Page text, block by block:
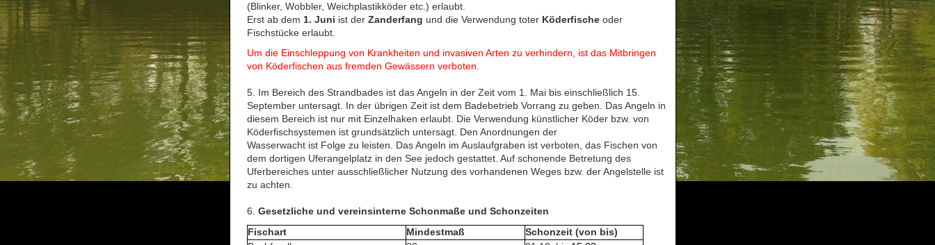
(Blinker, Wobbler, Weichplastikköder etc.) erlaubt.
Erst ab dem 1. Juni ist der Zanderfang und die Verwendung toter Köderfische oder
Fischstücke erlaubt.
Um die Einschleppung von Krankheiten und invasiven Arten zu verhindern, ist das Mitbringen
von Köderfischen aus fremden Gewässern verboten.
5. Im Bereich des Strandbades ist das Angeln in der Zeit vom 1. Mai bis einschließlich 15.
September untersagt. In der übrigen Zeit ist dem Badebetrieb Vorrang zu geben. Das Angeln in
diesem Bereich ist nur mit Einzelhaken erlaubt. Die Verwendung künstlicher Köder bzw. von
Köderfischsystemen ist grundsätzlich untersagt. Den Anordnungen der
Wasserwacht ist Folge zu leisten. Das Angeln im Auslaufgraben ist verboten, das Fischen von
dem dortigen Uferangelplatz in den See jedoch gestattet. Auf schonende Betretung des
Uferbereiches unter ausschließlicher Nutzung des vorhandenen Weges bzw. der Angelstelle ist
zu achten.
6. Gesetzliche und vereinsinterne Schonmaße und Schonzeiten
Fischart
Mindestmaß
Schonzeit (von bis)